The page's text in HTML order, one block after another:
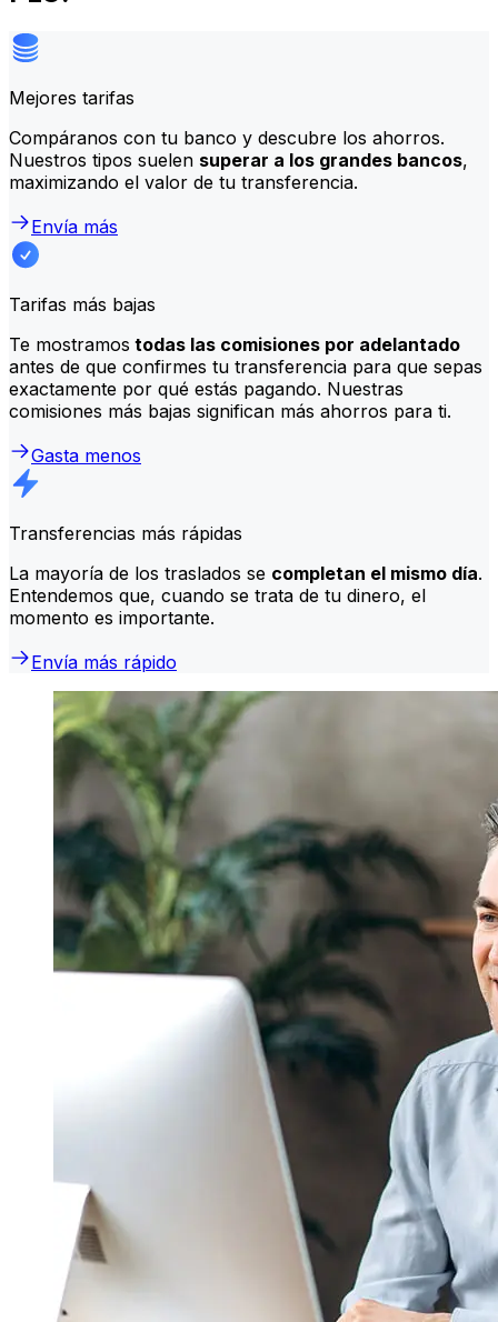
Mejores tarifas
Compáranos con tu banco y descubre los ahorros.
Nuestros tipos suelen superar a los grandes bancos,
maximizando el valor de tu transferencia.
Envía más
Tarifas más bajas
Te mostramos todas las comisiones por adelantado
antes de que confirmes tu transferencia para que sepas
exactamente por qué estás pagando. Nuestras
comisiones más bajas significan más ahorros para ti.
Gasta menos
Transferencias más rápidas
La mayoría de los traslados se completan el mismo día.
Entendemos que, cuando se trata de tu dinero, el
momento es importante.
Envía más rápido